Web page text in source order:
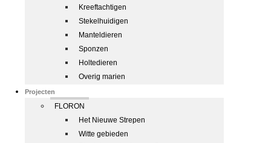
Kreeftachtigen
Stekelhuidigen
Manteldieren
Sponzen
Holtedieren
Overig marien
Projecten
FLORON
Het Nieuwe Strepen
Witte gebieden